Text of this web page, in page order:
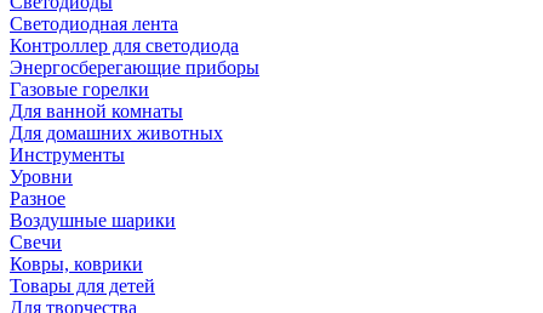
Светодиодная лента
Контроллер для светодиода
Энергосберегающие приборы
Газовые горелки
Для ванной комнаты
Для домашних животных
Инструменты
Уровни
Разное
Воздушные шарики
Свечи
Ковры, коврики
Товары для детей
Для творчества